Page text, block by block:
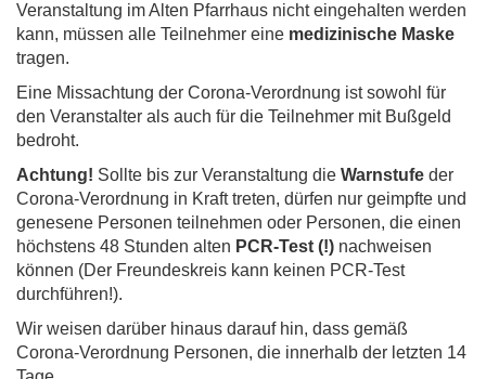
Veranstaltung im Alten Pfarrhaus nicht eingehalten werden
kann, müssen alle Teilnehmer eine medizinische Maske
tragen.
Eine Missachtung der Corona-Verordnung ist sowohl für
den Veranstalter als auch für die Teilnehmer mit Bußgeld
bedroht.
Achtung! Sollte bis zur Veranstaltung die Warnstufe der
Corona-Verordnung in Kraft treten, dürfen nur geimpfte und
genesene Personen teilnehmen oder Personen, die einen
höchstens 48 Stunden alten PCR-Test (!) nachweisen
können (Der Freundeskreis kann keinen PCR-Test
durchführen!).
Wir weisen darüber hinaus darauf hin, dass gemäß
Corona-Verordnung Personen, die innerhalb der letzten 14